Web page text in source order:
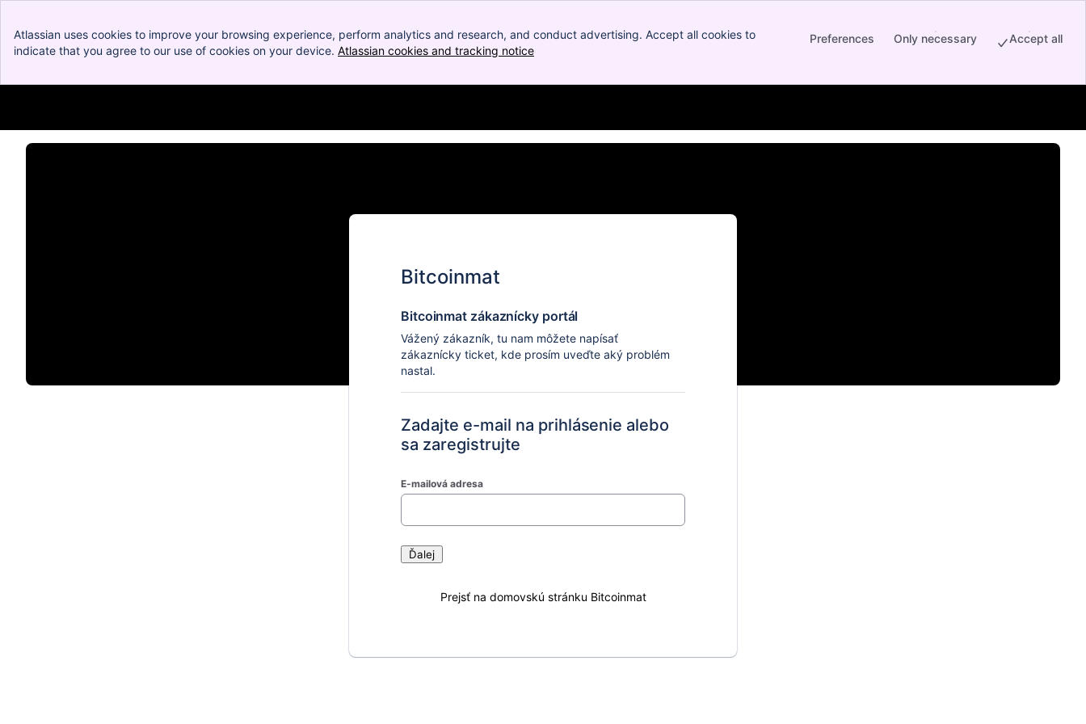
Atlassian uses cookies to improve your browsing experience, perform analytics and research, and conduct advertising. Accept all cookies to
indicate that you agree to our use of cookies on your device. Atlassian cookies and tracking notice
Preferences Only necessary Accept all
Bitcoinmat
Bitcoinmat zákaznícky portál
Vážený zákazník, tu nam môžete napísať
zákaznícky ticket, kde prosím uveďte aký problém
nastal.
Zadajte e-mail na prihlásenie alebo
sa zaregistrujte
E-mailová adresa
Ďalej
Prejsť na domovskú stránku Bitcoinmat